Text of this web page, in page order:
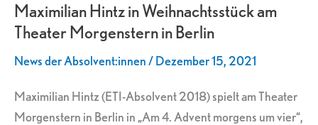
Maximilian Hintz in Weihnachtsstück am
Theater Morgenstern in Berlin
News der Absolvent:innen/Dezember 15, 2021
Maximilian Hintz (ETI-Absolvent 2018) spielt am Theater
Morgenstern in Berlin in „Am 4. Advent morgens um vier“,
Weihnachtsstück
am
Theater
in
Berlin